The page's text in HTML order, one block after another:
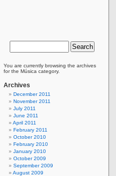
You are currently browsing the archives
for the Música category.
Archives
December 2011
November 2011
July 2011
June 2011
April 2011
February 2011
October 2010
February 2010
January 2010
October 2009
September 2009
August 2009